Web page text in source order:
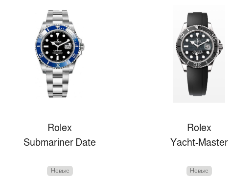
Rolex
Submariner Date
Новые
Rolex
Yacht-Master
Новые